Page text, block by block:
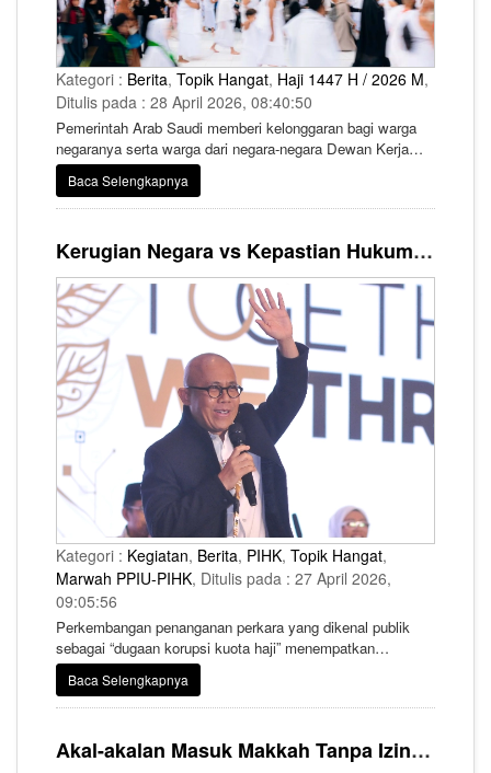
Kategori : Berita, Topik Hangat, Haji 1447 H / 2026 M,
Ditulis pada : 28 April 2026, 08:40:50
Pemerintah Arab Saudi memberi kelonggaran bagi warga
negaranya serta warga dari negara-negara Dewan Kerja
Sama Teluk (GCC) untuk tetap menunaikan ibadah umrah
hingga 15 Dzulqa’dah atau bertepatan dengan 3 Mei 2026.
Baca Selengkapnya
Kerugian Negara vs Kepastian Hukum dalam Dugaan Korupsi Kuota Haji
Kategori : Kegiatan, Berita, PIHK, Topik Hangat,
Marwah PPIU-PIHK, Ditulis pada : 27 April 2026,
09:05:56
Perkembangan penanganan perkara yang dikenal publik
sebagai “dugaan korupsi kuota haji” menempatkan
penegakan hukum pada titik yang sensitif antara kebutuhan
memulihkan kerugian negara dan kewajiban menjaga
kepastian hukum. Keduanya bukanlah pilihan yang saling
satunya berisiko tereduksi.
Baca Selengkapnya
Akal-akalan Masuk Makkah Tanpa Izin, Warga Mesir Sembunyikan Jemaah di Truk Barang Berakhir Ditangkap